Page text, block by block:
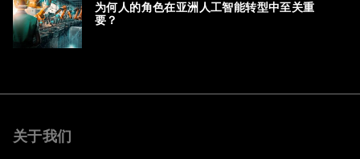
为何人的角色在亚洲人工智能转型中至关重
要？
关于我们